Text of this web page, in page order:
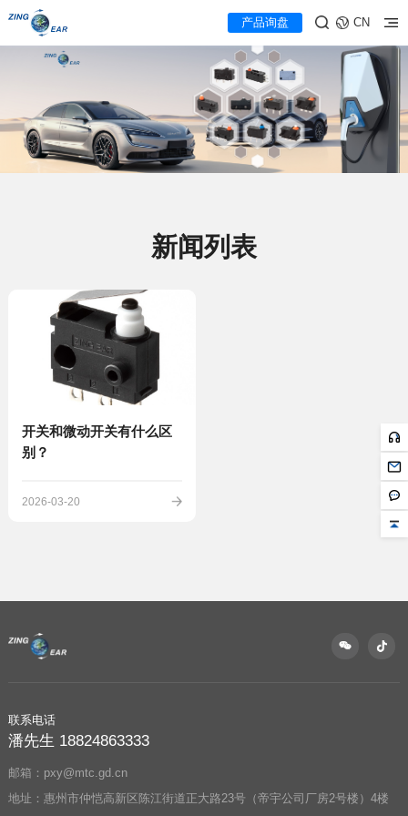
产品询盘 CN
新闻列表
别？
2026-03-20
联系电话
潘先生 18824863333
邮箱：pxy@mtc.gd.cn
地址：惠州市仲恺高新区陈江街道正大路23号（帝宇公司厂房2号楼）4楼